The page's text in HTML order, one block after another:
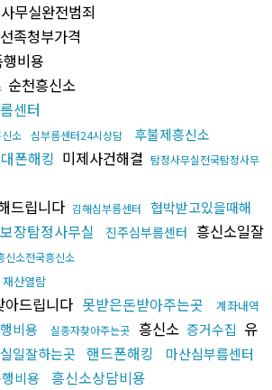
무실완전범죄
족청부가격
비용
순천흥신소
센터
소 심부름센터24시상담 후불제흥신소
폰해킹 미제사건해결 탐정사무실전국탐정사무
드립니다 김해심부름센터
협박받고있을때해
장탐정사무실 진주심부름센터 흥신소일잘
신소전국흥신소
재산열람
아드립니다 못받은돈받아주는곳
계좌내역
비용 실종자찾아주는곳 흥신소 증거수집 유
일잘하는곳 핸드폰해킹 마산심부름센터
비용 흥신소상담비용